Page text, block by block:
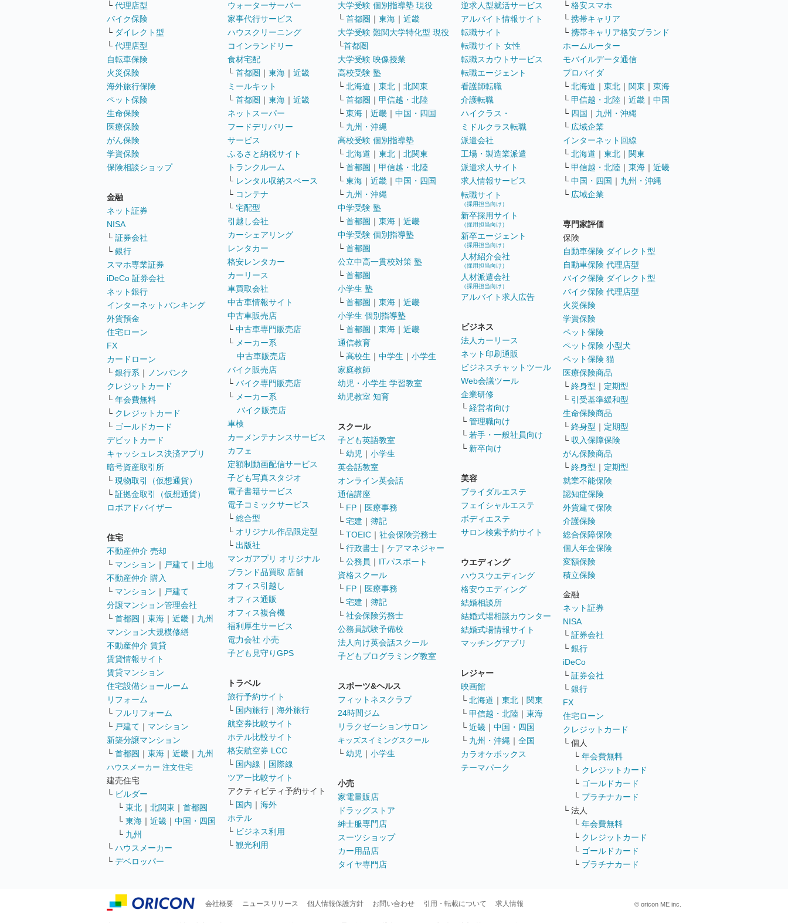
└ 代理店型
バイク保険
└ ダイレクト型
└ 代理店型
自転車保険
火災保険
海外旅行保険
ペット保険
生命保険
医療保険
がん保険
学資保険
保険相談ショップ
金融
ネット証券
NISA
└ 証券会社
└ 銀行
スマホ専業証券
iDeCo 証券会社
ネット銀行
インターネットバンキング
外貨預金
住宅ローン
FX
カードローン
└ 銀行系 ｜
ノンバンク
クレジットカード
└ 年会費無料
└ クレジットカード
└ ゴールドカード
デビットカード
キャッシュレス決済アプリ
暗号資産取引所
└ 現物取引（仮想通貨）
└ 証拠金取引（仮想通貨）
ロボアドバイザー
住宅
不動産仲介 売却
└ マンション ｜ 戸建て ｜ 土地
不動産仲介 購入
└ マンション ｜ 戸建て
分譲マンション管理会社
└ 首都圏 ｜ 東海 ｜ 近畿 ｜ 九州
マンション大規模修繕
不動産仲介 賃貸
賃貸情報サイト
賃貸マンション
住宅設備ショールーム
リフォーム
└ フルリフォーム
└ 戸建て ｜ マンション
新築分譲マンション
└ 首都圏 ｜ 東海 ｜ 近畿 ｜ 九州
ハウスメーカー 注文住宅
建売住宅
└ ビルダー
└ 東北 ｜ 北関東 ｜ 首都圏
└ 東海 ｜ 近畿 ｜ 中国・四国
└ 九州
└ ハウスメーカー
└ デベロッパー
ウォーターサーバー
家事代行サービス
ハウスクリーニング
コインランドリー
食材宅配
└ 首都圏 ｜ 東海 ｜ 近畿
ミールキット
└ 首都圏 ｜ 東海 ｜ 近畿
ネットスーパー
フードデリバリー
サービス
ふるさと納税サイト
トランクルーム
└ レンタル収納スペース
└ コンテナ
└ 宅配型
引越し会社
カーシェアリング
レンタカー
格安レンタカー
カーリース
車買取会社
中古車情報サイト
中古車販売店
└ 中古車専門販売店
└ メーカー系
中古車販売店
バイク販売店
└ バイク専門販売店
└ メーカー系
バイク販売店
車検
カーメンテナンスサービス
カフェ
定額制動画配信サービス
子ども写真スタジオ
電子書籍サービス
電子コミックサービス
└ 総合型
└ オリジナル作品限定型
└ 出版社
マンガアプリ オリジナル
ブランド品買取 店舗
オフィス引越し
オフィス通販
オフィス複合機
福利厚生サービス
電力会社 小売
子ども見守りGPS
トラベル
旅行予約サイト
└ 国内旅行 ｜ 海外旅行
航空券比較サイト
ホテル比較サイト
格安航空券 LCC
└ 国内線 ｜ 国際線
ツアー比較サイト
アクティビティ予約サイト
└ 国内 ｜ 海外
ホテル
└ ビジネス利用
└ 観光利用
大学受験 個別指導塾 現役
└ 首都圏 ｜ 東海 ｜ 近畿
大学受験 難関大学特化型 現役
└首都圏
大学受験 映像授業
高校受験 塾
└ 北海道 ｜ 東北 ｜ 北関東
└ 首都圏 ｜ 甲信越・北陸
└ 東海 ｜ 近畿 ｜ 中国・四国
└ 九州・沖縄
高校受験 個別指導塾
└ 北海道 ｜ 東北 ｜ 北関東
└ 首都圏 ｜ 甲信越・北陸
└ 東海 ｜ 近畿 ｜ 中国・四国
└ 九州・沖縄
中学受験 塾
└ 首都圏 ｜ 東海 ｜ 近畿
中学受験 個別指導塾
└ 首都圏
公立中高一貫校対策 塾
└ 首都圏
小学生 塾
└ 首都圏 ｜ 東海 ｜ 近畿
小学生 個別指導塾
└ 首都圏 ｜ 東海 ｜ 近畿
通信教育
└ 高校生 ｜ 中学生 ｜ 小学生
家庭教師
幼児・小学生 学習教室
幼児教室 知育
スクール
子ども英語教室
└ 幼児 ｜ 小学生
英会話教室
オンライン英会話
通信講座
└ FP ｜ 医療事務
└ 宅建 ｜ 簿記
└ TOEIC ｜ 社会保険労務士
└ 行政書士 ｜ ケアマネジャー
└ 公務員 ｜ ITパスポート
資格スクール
└ FP ｜ 医療事務
└ 宅建 ｜ 簿記
└ 社会保険労務士
公務員試験予備校
法人向け英会話スクール
子どもプログラミング教室
スポーツ&ヘルス
フィットネスクラブ
24時間ジム
リラクゼーションサロン
キッズスイミングスクール
└ 幼児 ｜ 小学生
小売
家電量販店
ドラッグストア
紳士服専門店
スーツショップ
カー用品店
タイヤ専門店
逆求人型就活サービス
アルバイト情報サイト
転職サイト
転職サイト 女性
転職スカウトサービス
転職エージェント
看護師転職
介護転職
ハイクラス・
ミドルクラス転職
派遣会社
工場・製造業派遣
派遣求人サイト
求人情報サービス
転職サイト
（採用担当向け）
新卒採用サイト
（採用担当向け）
新卒エージェント
（採用担当向け）
人材紹介会社
（採用担当向け）
人材派遣会社
（採用担当向け）
アルバイト求人広告
ビジネス
法人カーリース
ネット印刷通販
ビジネスチャットツール
Web会議ツール
企業研修
└ 経営者向け
└ 管理職向け
└ 若手・一般社員向け
└ 新卒向け
美容
ブライダルエステ
フェイシャルエステ
ボディエステ
サロン検索予約サイト
ウエディング
ハウスウエディング
格安ウエディング
結婚相談所
結婚式場相談カウンター
結婚式場情報サイト
マッチングアプリ
レジャー
映画館
└ 北海道 ｜ 東北 ｜ 関東
└ 甲信越・北陸 ｜ 東海
└ 近畿 ｜ 中国・四国
└ 九州・沖縄 ｜ 全国
カラオケボックス
テーマパーク
└ 格安スマホ
└ 携帯キャリア
└ 携帯キャリア格安ブランド
ホームルーター
モバイルデータ通信
プロバイダ
└ 北海道 ｜ 東北 ｜ 関東 ｜ 東海
└ 甲信越・北陸 ｜ 近畿 ｜ 中国
└ 四国 ｜ 九州・沖縄
└ 広域企業
インターネット回線
└ 北海道 ｜ 東北 ｜ 関東
└ 甲信越・北陸 ｜ 東海 ｜ 近畿
└ 中国・四国 ｜ 九州・沖縄
└ 広域企業
専門家評価
保険
自動車保険 ダイレクト型
自動車保険 代理店型
バイク保険 ダイレクト型
バイク保険 代理店型
火災保険
学資保険
ペット保険
ペット保険 小型犬
ペット保険 猫
医療保険商品
└ 終身型 ｜ 定期型
└ 引受基準緩和型
生命保険商品
└ 終身型 ｜ 定期型
└ 収入保障保険
がん保険商品
└ 終身型 ｜ 定期型
就業不能保険
認知症保険
外貨建て保険
介護保険
総合保障保険
個人年金保険
変額保険
積立保険
金融
ネット証券
NISA
└ 証券会社
└ 銀行
iDeCo
└ 証券会社
└ 銀行
FX
住宅ローン
クレジットカード
└ 個人
└ 年会費無料
└ クレジットカード
└ ゴールドカード
└ プラチナカード
└ 法人
└ 年会費無料
└ クレジットカード
└ ゴールドカード
└ プラチナカード
会社概要 ニュースリリース 個人情報保護方針 お問い合わせ 引用・転載について 求人情報 © oricon ME inc.